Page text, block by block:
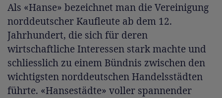
Als «Hanse» bezeichnet man die Vereinigung
norddeutscher Kaufleute ab dem 12.
Jahrhundert, die sich für deren
wirtschaftliche Interessen stark machte und
schliesslich zu einem Bündnis zwischen den
wichtigsten norddeutschen Handelsstädten
führte. «Hansestädte» voller spannender